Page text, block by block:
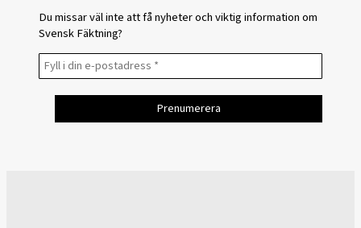
Du missar väl inte att få nyheter och viktig information om
Svensk Fäktning?